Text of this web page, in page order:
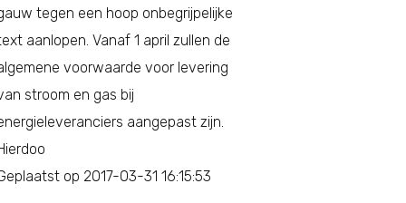
tegen een hoop onbegrijpelijke
aanlopen. Vanaf 1 april zullen de
voorwaarde voor levering
stroom en gas bij
aangepast zijn.
op 2017-03-31 16:15:53